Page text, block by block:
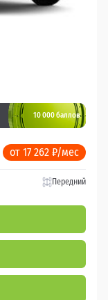
10 000 баллов
от 17 262 ₽/мес
Передний